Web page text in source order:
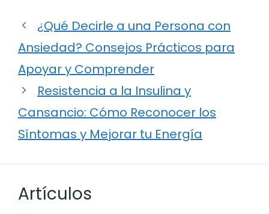
¿Qué Decirle a una Persona con
Ansiedad? Consejos Prácticos para
Apoyar y Comprender
Resistencia a la Insulina y
Cansancio: Cómo Reconocer los
Síntomas y Mejorar tu Energía
Artículos